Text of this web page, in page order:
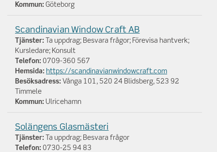
Kommun: Göteborg
Scandinavian Window Craft AB
Tjänster:
Ta uppdrag; Besvara frågor; Förevisa hantverk;
Kursledare; Konsult
Telefon: 0709-360 567
Hemsida: https://scandinavianwindowcraft.com
Besöksadress: Vånga 101, 520 24 Blidsberg, 523 92
Timmele
Kommun: Ulricehamn
Solängens Glasmästeri
Tjänster:
Ta uppdrag; Besvara frågor
Telefon: 0730-25 94 83